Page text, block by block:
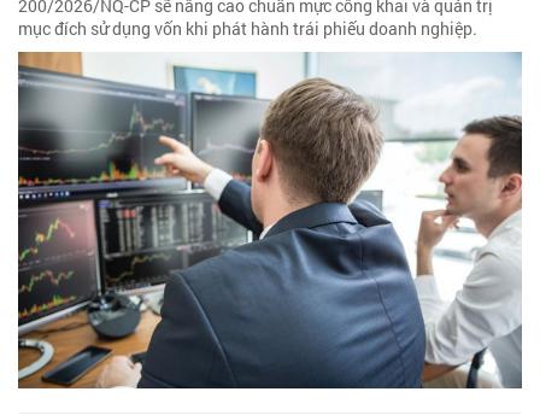
200/2026/NQ-CP sẽ nâng cao chuẩn mực công khai và quản trị
mục đích sử dụng vốn khi phát hành trái phiếu doanh nghiệp.